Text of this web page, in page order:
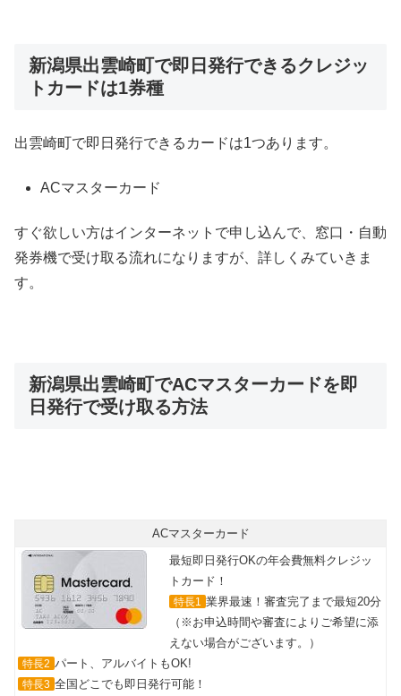
新潟県出雲崎町で即日発行できるクレジッ
トカードは1券種
出雲崎町で即日発行できるカードは1つあります。
ACマスターカード
すぐ欲しい方はインターネットで申し込んで、窓口・自動
発券機で受け取る流れになりますが、詳しくみていきま
す。
新潟県出雲崎町でACマスターカードを即
日発行で受け取る方法
ACマスターカード
最短即日発行OKの年会費無料クレジッ
トカード！
特長1 業界最速！審査完了まで最短20分
（※お申込時間や審査によりご希望に添
えない場合がございます。）
特長2 パート、アルバイトもOK!
特長3 全国どこでも即日発行可能！